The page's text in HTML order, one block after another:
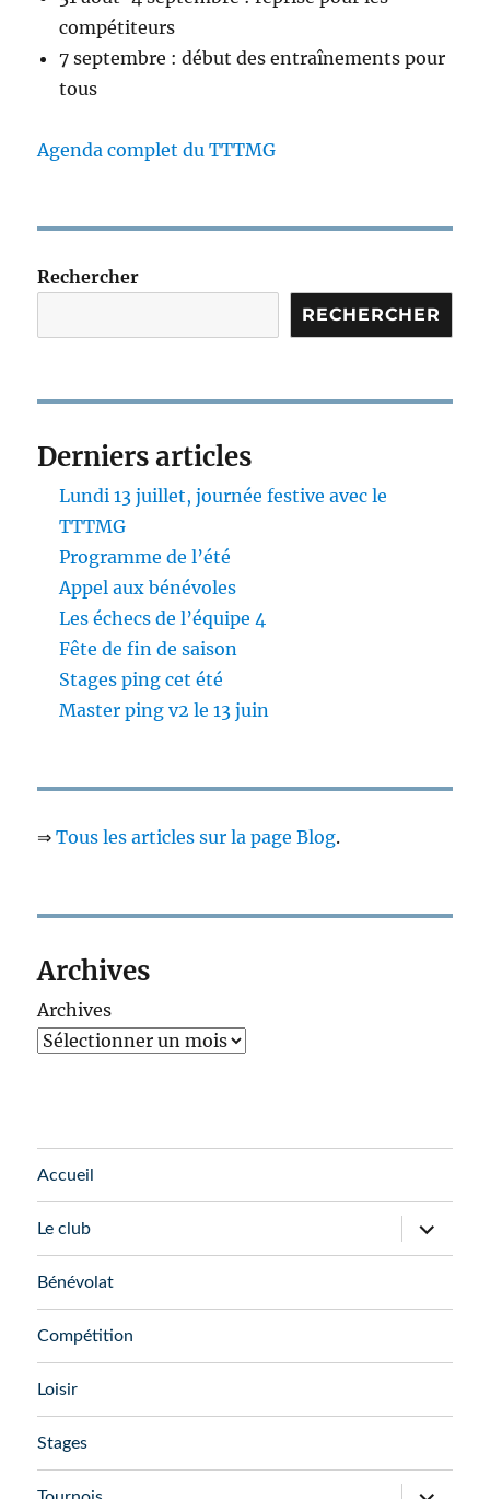
compétiteurs
7 septembre : début des entraînements pour
tous
Agenda complet du TTTMG
Rechercher
RECHERCHER
Derniers articles
Lundi 13 juillet, journée festive avec le
TTTMG
Programme de l’été
Appel aux bénévoles
Les échecs de l’équipe 4
Fête de fin de saison
Stages ping cet été
Master ping v2 le 13 juin
⇒Tous les articles sur la page Blog.
Archives
Archives
Accueil
Le club
ouvrir
le
sous-
Bénévolat
Compétition
Loisir
Stages
ouvrir